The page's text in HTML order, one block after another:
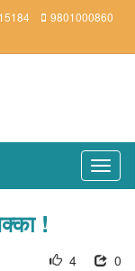
9801000860
!
0
4